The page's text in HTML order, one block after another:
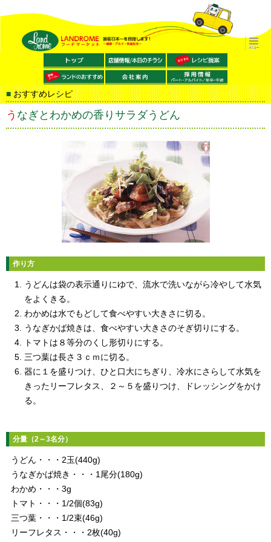
おすすめレシピ
うなぎとわかめの香りサラダうどん
作り方
うどんは袋の表示通りにゆで、流水で洗いながら冷やして水気
をよくきる。
わかめは水でもどして食べやすい大きさに切る。
うなぎかば焼きは、食べやすい大きさのそぎ切りにする。
トマトは８等分のくし形切りにする。
三つ葉は長さ３ｃｍに切る。
器に１を盛りつけ、ひと口大にちぎり、冷水にさらして水気を
きったリーフレタス、２～５を盛りつけ、ドレッシングをかけ
る。
分量（2～3名分）
うどん・・・2玉(440g)
うなぎかば焼き・・・1尾分(180g)
わかめ・・・3g
トマト・・・1/2個(83g)
三つ葉・・・1/2束(46g)
リーフレタス・・・2枚(40g)